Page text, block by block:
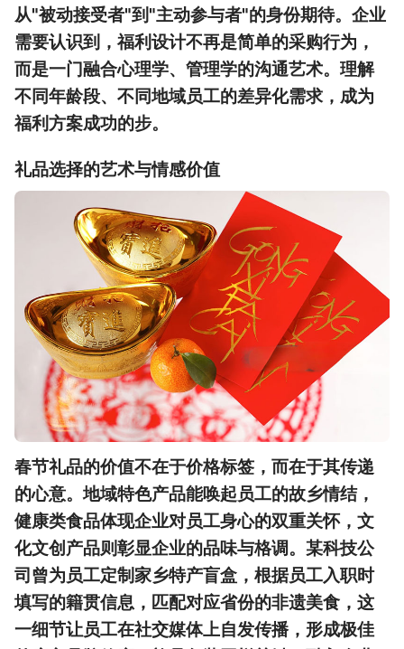
从"被动接受者"到"主动参与者"的身份期待。企业
需要认识到，福利设计不再是简单的采购行为，
而是一门融合心理学、管理学的沟通艺术。理解
不同年龄段、不同地域员工的差异化需求，成为
福利方案成功的步。
礼品选择的艺术与情感价值
春节礼品的价值不在于价格标签，而在于其传递
的心意。地域特色产品能唤起员工的故乡情结，
健康类食品体现企业对员工身心的双重关怀，文
化文创产品则彰显企业的品味与格调。某科技公
司曾为员工定制家乡特产盲盒，根据员工入职时
填写的籍贯信息，匹配对应省份的非遗美食，这
一细节让员工在社交媒体上自发传播，形成极佳